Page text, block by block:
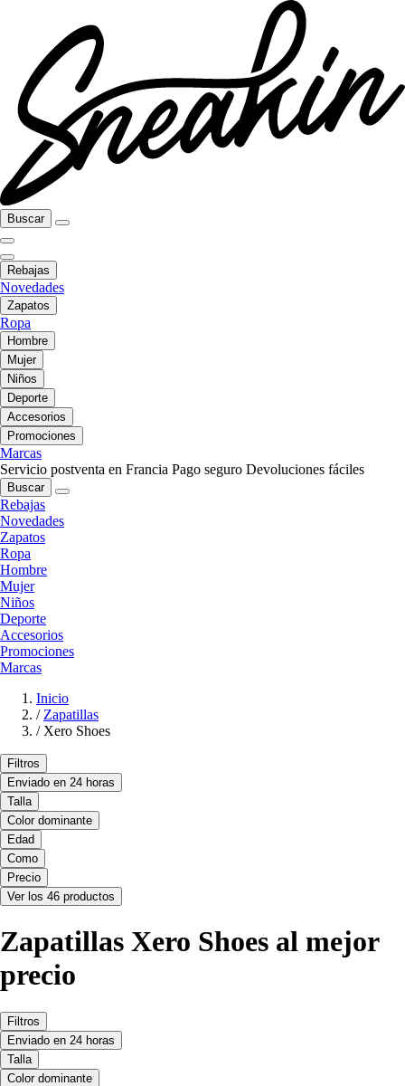
Buscar
Rebajas
Novedades
Zapatos
Ropa
Hombre
Mujer
Niños
Deporte
Accesorios
Promociones
Marcas
Servicio postventa en Francia Pago seguro Devoluciones fáciles
Buscar
Rebajas
Novedades
Zapatos
Ropa
Hombre
Mujer
Niños
Deporte
Accesorios
Promociones
Marcas
Inicio
/ Zapatillas
/ Xero Shoes
Filtros
Enviado en 24 horas
Talla
Color dominante
Edad
Como
Precio
Ver los 46 productos
Zapatillas Xero Shoes al mejor
precio
Filtros
Enviado en 24 horas
Talla
Color dominante